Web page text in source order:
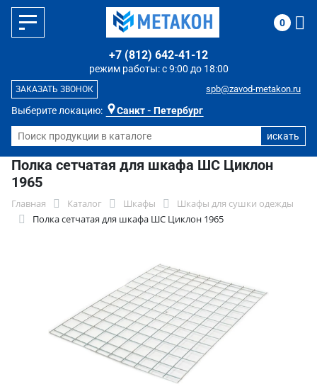
Выберите локацию: Санкт - Петербург
режим работы: с 9:00 до 18:00
+7 (812) 642-41-12
spb@zavod-metakon.ru
ЗАКАЗАТЬ ЗВОНОК
0
Полка сетчатая для шкафа ШС Циклон
1965
Главная Каталог Шкафы
Шкафы для сушки одежды
Полка сетчатая для шкафа ШС Циклон 1965